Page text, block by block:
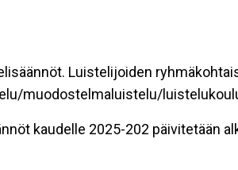
Luistelijoiden
muodostelmaluistelu/
kaudelle 2025-202 päivitetään